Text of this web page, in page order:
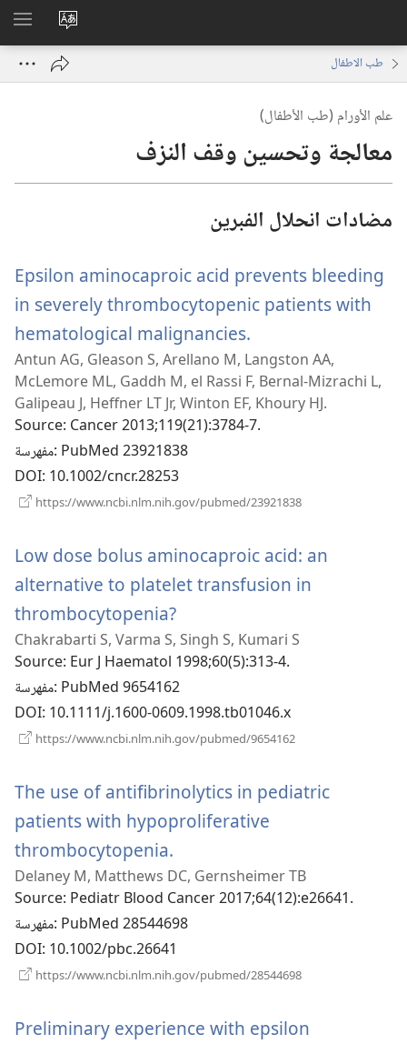
تغيير
لغة
الموقع
طب الاطفال
علم الأورام (طب الأطفال)
معالجة وتحسين وقف النزف
مضادات انحلال الفبرين
Epsilon aminocaproic acid prevents bleeding
in severely thrombocytopenic patients with
hematological malignancies.
نافذة
جديدة)
Antun AG, Gleason S, Arellano M, Langston AA,
McLemore ML, Gaddh M, el Rassi F, Bernal-Mizrachi L,
Galipeau J, Heffner LT Jr, Winton EF, Khoury HJ.
Source‎: Cancer 2013;119(21):3784-7.
مفهرسة‎: PubMed 23921838
DOI‎: 10.1002/cncr.28253
https://www.ncbi.nlm.nih.gov/pubmed/23921838
Low dose bolus aminocaproic acid: an
alternative to platelet transfusion in
thrombocytopenia?
نافذة
جديدة)
Chakrabarti S, Varma S, Singh S, Kumari S
Source‎: Eur J Haematol 1998;60(5):313-4.
مفهرسة‎: PubMed 9654162
DOI‎: 10.1111/j.1600-0609.1998.tb01046.x
https://www.ncbi.nlm.nih.gov/pubmed/9654162
The use of antifibrinolytics in pediatric
patients with hypoproliferative
thrombocytopenia.
نافذة
جديدة)
Delaney M, Matthews DC, Gernsheimer TB
Source‎: Pediatr Blood Cancer 2017;64(12):e26641.
مفهرسة‎: PubMed 28544698
DOI‎: 10.1002/pbc.26641
https://www.ncbi.nlm.nih.gov/pubmed/28544698
Preliminary experience with epsilon